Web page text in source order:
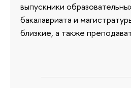
выпускники
бакалавриата и
близкие, а также